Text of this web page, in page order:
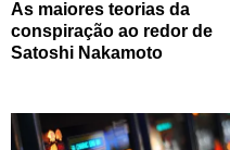
As maiores teorias da
conspiração ao redor de
Satoshi Nakamoto